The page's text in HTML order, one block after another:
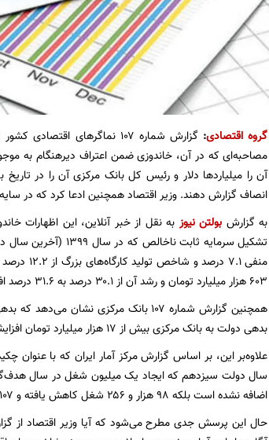
گروه اقتصادی:
گزارش شماره ۱۰۷
مصاحبه‌ای که در آن، خاندوزی ضمن اعتراف دیرهنگام به
آن را میلیاردها دلار و رئیس کل بانک مرکزی آن را در
انصاف گزارش دهند. وزیر اقتصاد همچنین ادعا کرد که در
به گزارش بولتن نیوز
۶۰۳ هزار میلیارد تومان و رشد آن از ۳۰.۱ درصد به ۳۱.۶ درصد افزایش و نهایتاً نقدینگی ۱۳۵۶ هزار میلیارد تومان اضافه شده است.
بدهی دولت به بانک مرکزی بیش از ۱۷ هزار میلیارد تومان افزایش یافته است که گویای گزارش نادرست خاندوزی به مردم است.
سال دولت سیزدهم که ایجاد یک میلیون شغل در سال
اضافه نشده است بلکه ۹۸ هزار و ۲۵۶ شغل کاهش یافته و ۱۰۷ هزار و ۹۵۰ نفر نیز به جمعیت بیکار کشور اضافه شده است.
حال این پرسش جدی مطرح می‌شود که آیا وزیر اقتصاد از